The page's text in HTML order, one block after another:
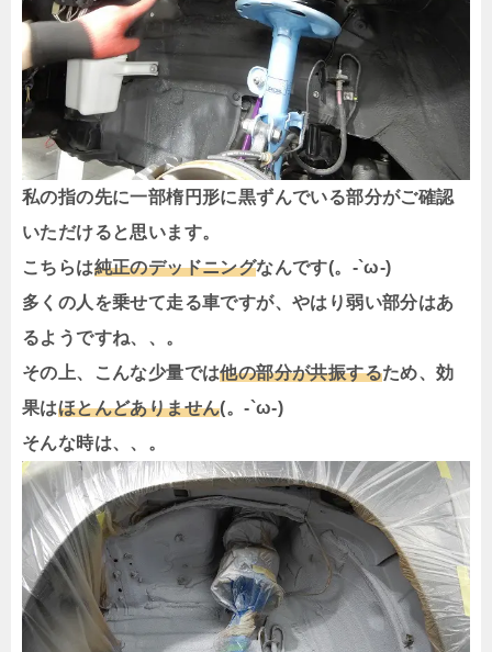
私の指の先に一部楕円形に黒ずんでいる部分がご確認
いただけると思います。
こちらは純正のデッドニングなんです(。-`ω-)
多くの人を乗せて走る車ですが、やはり弱い部分はあ
るようですね、、。
その上、こんな少量では他の部分が共振するため、効
果はほとんどありません(。-`ω-)
そんな時は、、。